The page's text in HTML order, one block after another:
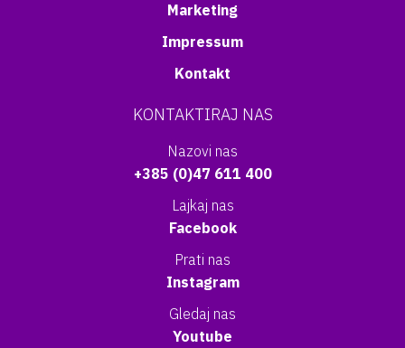
Marketing
Impressum
Kontakt
KONTAKTIRAJ NAS
Nazovi nas
+385 (0)47 611 400
Lajkaj nas
Facebook
Prati nas
Instagram
Gledaj nas
Youtube